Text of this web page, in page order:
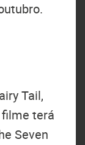
Tail,
filme terá
Seven